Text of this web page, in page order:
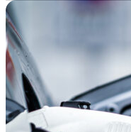
beskatta